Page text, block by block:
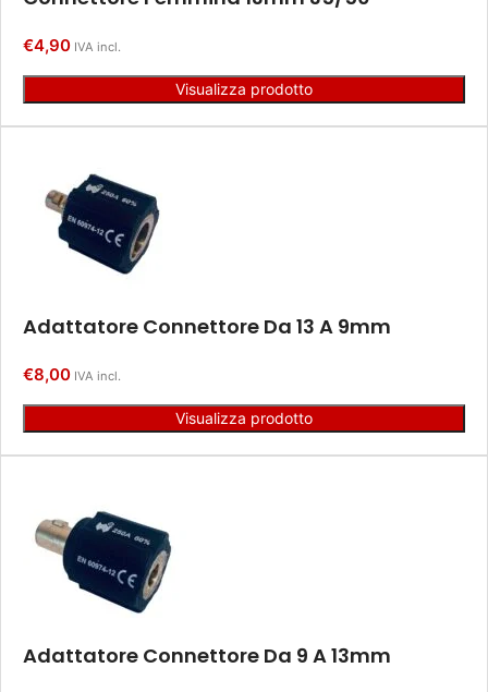
€4,90 IVA incl.
Visualizza prodotto
Adattatore Connettore Da 13 A 9mm
€8,00 IVA incl.
Visualizza prodotto
Adattatore Connettore Da 9 A 13mm